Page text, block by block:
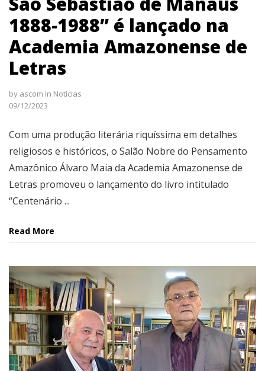
1888-1988” é lançado na
Academia Amazonense de
Letras
by ascom in Notícias
09/12/2023
Com uma produção literária riquíssima em detalhes
religiosos e históricos, o Salão Nobre do Pensamento
Amazônico Álvaro Maia da Academia Amazonense de
Letras promoveu o lançamento do livro intitulado
“Centenário ...
Read More